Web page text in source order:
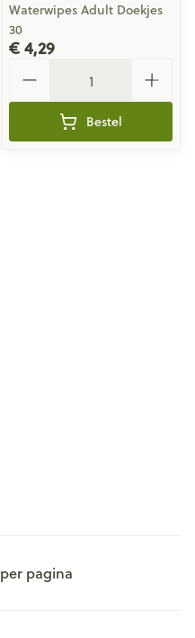
Waterwipes Adult Doekjes
30
€ 4,29
Bestel
per pagina